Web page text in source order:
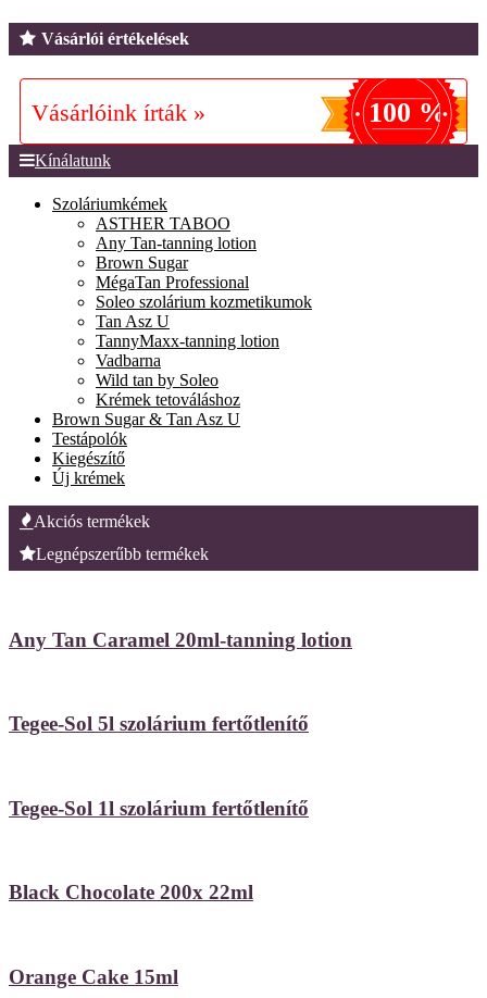
Vásárlói értékelések
Vásárlóink írták » 100 %
Kínálatunk
Szoláriumkémek
ASTHER TABOO
Any Tan-tanning lotion
Brown Sugar
MégaTan Professional
Soleo szolárium kozmetikumok
Tan Asz U
TannyMaxx-tanning lotion
Vadbarna
Wild tan by Soleo
Krémek tetováláshoz
Brown Sugar & Tan Asz U
Testápolók
Kiegészítő
Új krémek
Akciós termékek
Legnépszerűbb termékek
Any Tan Caramel 20ml-tanning lotion
Tegee-Sol 5l szolárium fertőtlenítő
Tegee-Sol 1l szolárium fertőtlenítő
Black Chocolate 200x 22ml
Orange Cake 15ml